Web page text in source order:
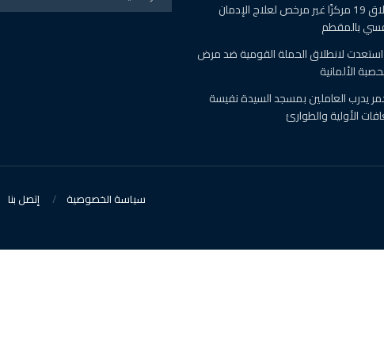
الصحة : اغلاق 19 مركزًا غير مرخص لعلاج الإدمان
بالمقطم
لانطلاق الحملة القومية ضد مرض
الألمانية
يدرب العاملين بمسجد السيدة نفيسة
الأولية والطوارئ
سياسة الخصوصية إتصل بنا